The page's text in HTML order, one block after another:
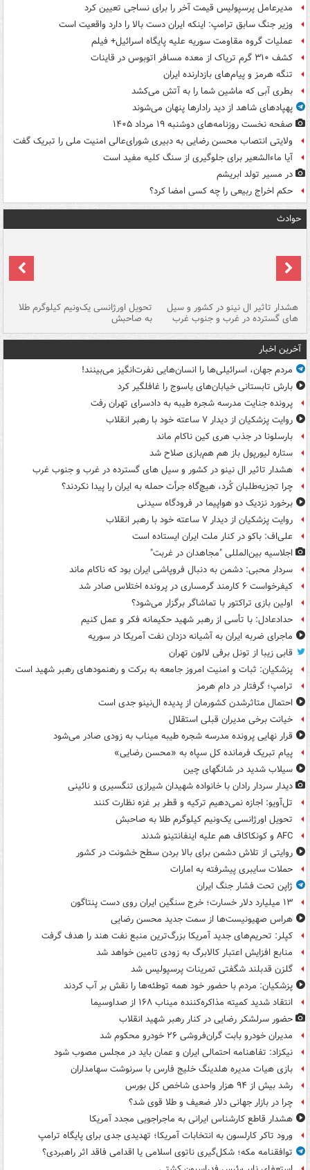
مدیرعامل پرسپولیس قیمت آخر را برای نساجی تعیین کرد
وزیر جنگ سابق ترامپ: اینکه ایران دست بالا را دارد واقعیت است
عملیات گروه مقاومت سوریه علیه پایگاه اسرائیل+ فیلم
کشف ۳۱۰ گرم تریاک از معده مسافر اتوبوس در قاینات
تنگه هرمز و پیام‌های بازدارنده ایران
بطری آبی که ماشین شما را به آتش می‌کشد
پهپادهای شاهد از دید رادارها پنهان می‌شوند
صفحه نخست روزنامه‌های دوشنبه ۱۹ مرداد ۱۴۰۵
ولایتی انتصاب محسن رضایی به دبیری شورای‌عالی امنیت ملی را تبریک گفت
آیا ماءالشعیر برای جلوگیری از سنگ کلیه مفید است
در مسیر تولد ابریشم
حکم اخراج ربیعی را چه کسی امضا کرد؟
حوادث
هشدار تاثیر ال نینو در کشور و سیل
های گسترده در غرب و جنوب غرب
تحویل اورژانسی یک‌ونیم کیلوگرم طلا
به صاحبش
آخرین اخبار
مردم جهان، اسرائیلی‌ها را انسان‌هایی نفرت‌انگیز می‌بینند!
بارش تابستانی خیابان‌های یاسوج را غافلگیر کرد
پرونده جنایت مدرسه شجره طیبه به دادسرای تهران رفت
روایت پزشکیان از دیدار ۷ ساعته خود با رهبر انقلاب
بارسلونا در جذب هری کین ناکام ماند
ستاره لیورپول باز هم هم‌بازی صلاح شد
هشدار تاثیر ال نینو در کشور و سیل های گسترده در غرب و جنوب غرب
چرا تجزیه‌طلبان کُرد، هیچ‌گاه جرأت حمله به ایران را پیدا نکردند؟
برخورد نزدیک دو هواپیما در فرودگاه سیدنی
روایت پزشکیان از دیدار ۷ ساعته خود با رهبر انقلاب
علی‌اف: باکو در کنار ملت ایران ایستاده است
اجلاسیه بین‌المللی "مجاهدان در غربت"
سردار محبی: دشمن به دنبال فروپاشی ایران بود که ناکام ماند
کیفرخواست ۶ کارمند گرمساری در پرونده اختلاس صادر شد
اولین بازی تراکتور با تماشاگر برگزار می‌شود؟
حدادعادل: با تأسی از رهبر شهید حکیمانه فکر و عمل کنیم
ماجرای ضربه ایران به آشیانه دزدان نفت آمریکا در سوریه
قابی زیبا از تونل برفی لالون تهران
پزشکیان: ثبات و امنیت امروز جامعه به برکت و رهنمودهای رهبر شهید است
ترامپ؛ گرفتار در دام هرمز
احتمال متاثرشدن کشورمان از پدیده ال‌نینو جدی است
خیانت برخی مدیران قبلی استقلال
قرار نهایی پرونده مدرسه شجره طیبه میناب به زودی صادر می‌شود
پیام تبریک فرمانده کل سپاه به «محسن رضایی»
سیلاب شدید در شانگهای چین
دیدار سردار رادان با خانواده‌ شهیدان شیرازی تنگسیری و نائینی
تل‌آویو: اجازه نمی‌دهیم ترکیه و قطر بر غزه نظارت کنند
تحویل اورژانسی یک‌ونیم کیلوگرم طلا به صاحبش
AFC و کونکاکاف هم علیه اینفانتینو شدند
روایتی از تلاش دشمن برای بالا بردن سطح خشونت در کشور
حملات سایبری پیشرفته به امارات
ژاپن تحت فشار جنگ ایران
۱۳ میلیارد دلار خسارت؛ خرج سنگین ایران روی دست پنتاگون
هراس صهیونیست‌ها از سمت جدید محسن رضایی
کپلر: تحریم‌های جدید آمریکا بزرگ‌ترین منبع نفت هند را هدف گرفت
منابع افزایش اعتبار کالابرگ به زودی تامین خواهد شد
گلزن قدبلند شگفتی تمرینات پرسپولیس شد
پزشکیان: مردم با حضور خود همه توطئه‌ها را نقش بر آب کردند
انتقاد شدید کمیته مذاکره‌کننده میناب ۱۶۸ از صداوسیما
حضور سرلشکر رضایی در کنار رهبر شهید انقلاب
مدیران خودرو بابت گران‌فروشی ۲۶ خودرو محکوم شد
نیکزاد: تفاهنامه احتمالی ایران و عمان باید در مجلس مصوب شود
بازی هیات مدیره هلدینگ خلیج فارس با سرنوشت سهامداران
رشد بیش از ۹۴ هزار واحدی شاخص کل بورس
چرا در بازار جهانی دلار ضعیف و طلا قوی شد؟
هشدار قاطع کارشناس ایرانی به ماجراجویی مجدد آمریکا
ورود تاکر کارلسون به انتخابات آمریکا؛ تهدیدی جدی برای پایگاه ترامپ
توافقنامه مکه؛ شکل‌گیری ناتوی اسلامی یا اقدامی فاقد اثر راهبردی؟